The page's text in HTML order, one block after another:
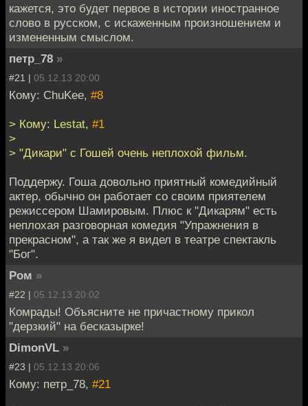
кажется, это будет первое в истории иностранное
слово в русском, с искаженным произношением и
измененным смыслом.
петр_78 »
#21 | 05.12.13 20:00
Кому: ChuKee, #8
> Кому: Lestat, #1
>
> "Дикари" с Гошей очень неплохой фильм.
Поддержу. Гоша довольно приятный комедийный
актер, обычно он работает со своим приятелем
режиссером Шамировым. Плюс к "Дикарям" есть
неплохая разговорная комедия "Упражнения в
прекрасном", а так же я видел в театре спектакль
"Бог".
Ром »
#22 | 05.12.13 20:02
Комрады! Объясните не причастному прикол
"дерзкий" на бесказырке!
DimonVL »
#23 | 05.12.13 20:06
Кому: петр_78, #21